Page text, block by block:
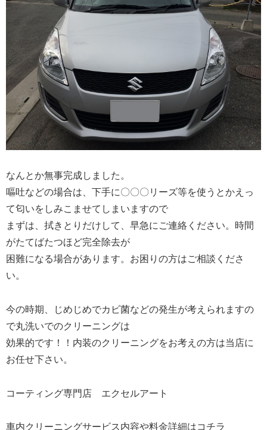
なんとか無事完成しました。
嘔吐などの場合は、下手に〇〇〇リーズ等を使うとかえっ
て匂いをしみこませてしまいますので
まずは、拭きとりだけして、早急にご連絡ください。時間
がたてばたつほど完全除去が
困難になる場合があります。お困りの方はご相談くださ
い。
今の時期、じめじめでカビ菌などの発生が考えられますの
で丸洗いでのクリーニングは
効果的です！！内装のクリーニングをお考えの方は当店に
お任せ下さい。
コーティング専門店 エクセルアート
車内クリーニングサービス内容や料金詳細はコチラ